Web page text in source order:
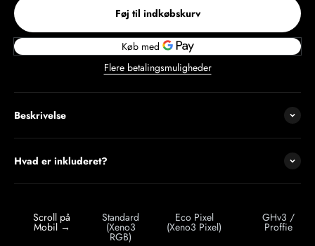
Føj til indkøbskurv
Flere betalingsmuligheder
Beskrivelse
Hvad er inkluderet?
Scroll på
Mobil →
Standard
(Xeno3
RGB)
Eco Pixel
(Xeno3 Pixel)
GHv3 /
Proffie